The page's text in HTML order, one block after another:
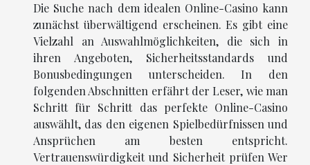
Die Suche nach dem idealen Online-Casino kann
zunächst überwältigend erscheinen. Es gibt eine
Vielzahl an Auswahlmöglichkeiten, die sich in
ihren Angeboten, Sicherheitsstandards und
Bonusbedingungen unterscheiden. In den
folgenden Abschnitten erfährt der Leser, wie man
Schritt für Schritt das perfekte Online-Casino
auswählt, das den eigenen Spielbedürfnissen und
Ansprüchen am besten entspricht.
Vertrauenswürdigkeit und Sicherheit prüfen Wer